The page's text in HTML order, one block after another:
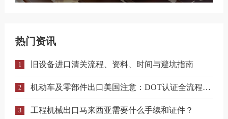
热门资讯
1 旧设备进口清关流程、资料、时间与避坑指南
2 机动车及零部件出口美国注意：DOT认证全流程与合规要点详解
3 工程机械出口马来西亚需要什么手续和证件？